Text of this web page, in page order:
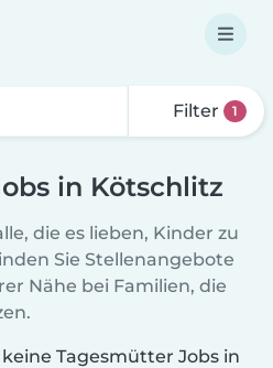
Filter 1
in Kötschlitz
die es lieben, Kinder zu
Sie Stellenangebote
Nähe bei Familien, die
Tagesmütter Jobs in